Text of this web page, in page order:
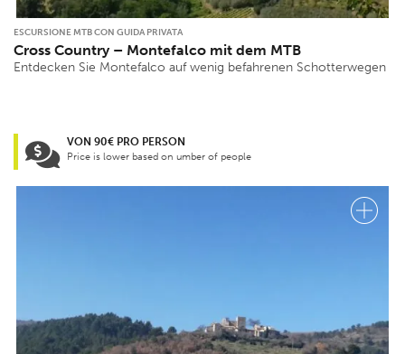
ESCURSIONE MTB CON GUIDA PRIVATA
Cross Country – Montefalco mit dem MTB
Entdecken Sie Montefalco auf wenig befahrenen Schotterwegen
VON 90€ PRO PERSON
Price is lower based on umber of people